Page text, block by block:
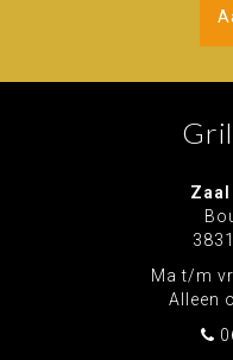
Ma t/m
Alleen